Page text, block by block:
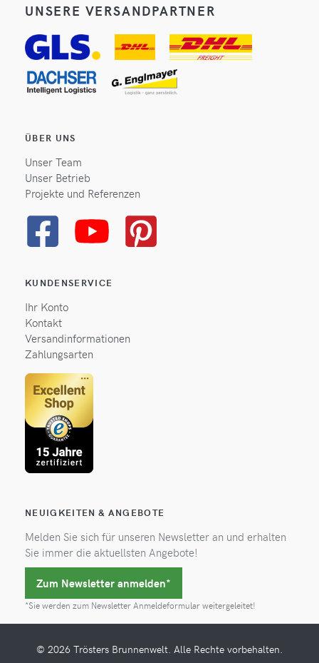
UNSERE VERSANDPARTNER
ÜBER UNS
Unser Team
Unser Betrieb
Projekte und Referenzen
KUNDENSERVICE
Ihr Konto
Kontakt
Versandinformationen
Zahlungsarten
NEUIGKEITEN & ANGEBOTE
Melden Sie sich für unseren Newsletter an und erhalten
Sie immer die aktuellsten Angebote!
Zum Newsletter anmelden*
*Sie werden zum Newsletter Anmeldeformular weitergeleitet!
© 2026 Trösters Brunnenwelt. Alle Rechte vorbehalten.